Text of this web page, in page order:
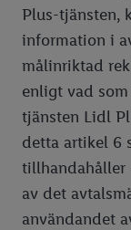
Plus-tjänsten,
information i
målinriktad
enligt vad
tjänsten Lidl
detta artikel 6
tillhandahåller
av det
användandet